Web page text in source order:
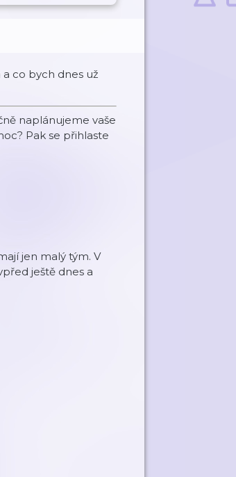
co bych dnes už
naplánujeme vaše
Pak se přihlaste
jen malý tým. V
ještě dnes a